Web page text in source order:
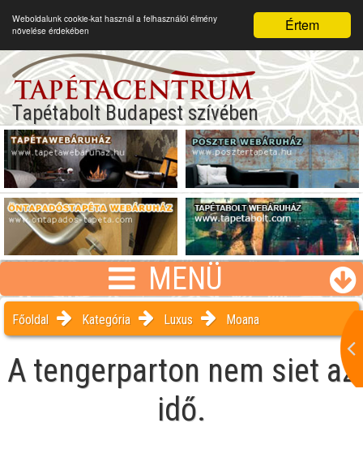
Értem
Weboldalunk cookie-kat használ a felhasználói élmény
növelése érdekében
Tapétabolt Budapest szívében
MENÜ
Főoldal Kategória Luxus Moana
A tengerparton nem siet az
idő.